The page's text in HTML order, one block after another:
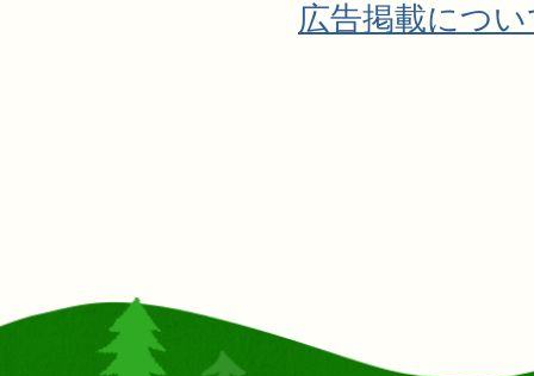
広告掲載につ